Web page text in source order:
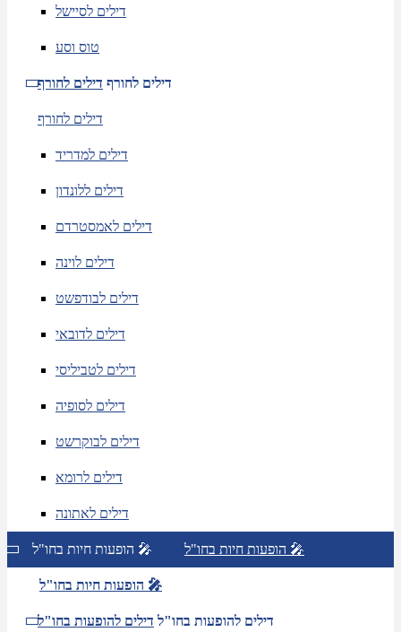
דילים לסיישל
טוס וסע
דילים לחורף דילים לחורף
דילים לחורף
דילים למדריד
דילים ללונדון
דילים לאמסטרדם
דילים לוינה
דילים לבודפשט
דילים לדובאי
דילים לטביליסי
דילים לסופיה
דילים לבוקרשט
דילים לרומא
דילים לאתונה
הופעות חיות בחו"ל 🎤 הופעות חיות בחו"ל 🎤
הופעות חיות בחו"ל 🎤
דילים להופעות בחו"ל דילים להופעות בחו"ל